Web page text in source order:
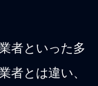
者といった多
者とは違い、